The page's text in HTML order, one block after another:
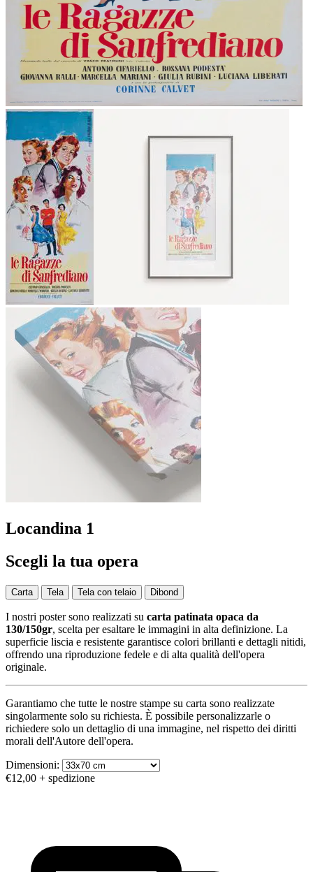
Locandina 1
Scegli la tua opera
Carta Tela Tela con telaio Dibond
I nostri poster sono realizzati su carta patinata opaca da
130/150gr, scelta per esaltare le immagini in alta definizione. La
superficie liscia e resistente garantisce colori brillanti e dettagli nitidi,
offrendo una riproduzione fedele e di alta qualità dell'opera
originale.
Garantiamo che tutte le nostre stampe su carta sono realizzate
singolarmente solo su richiesta. È possibile personalizzarle o
richiedere solo un dettaglio di una immagine, nel rispetto dei diritti
morali dell'Autore dell'opera.
Dimensioni:
€12,00 + spedizione